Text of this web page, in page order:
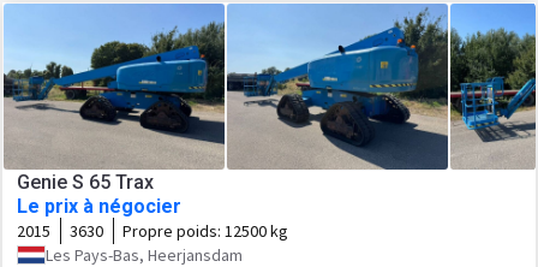
Genie S 65 Trax
Le prix à négocier
2015 3630 Propre poids: 12500 kg
Les Pays-Bas, Heerjansdam